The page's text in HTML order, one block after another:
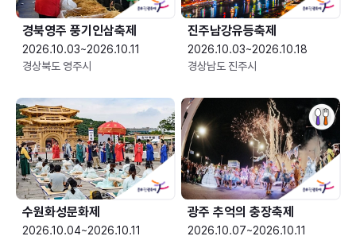
경북영주 풍기인삼축제
2026.10.03~2026.10.11
경상북도 영주시
진주남강유등축제
2026.10.03~2026.10.18
경상남도 진주시
수원화성문화제
2026.10.04~2026.10.11
광주 추억의 충장축제
2026.10.07~2026.10.11